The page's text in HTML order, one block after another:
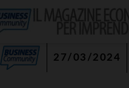
27/03/2024